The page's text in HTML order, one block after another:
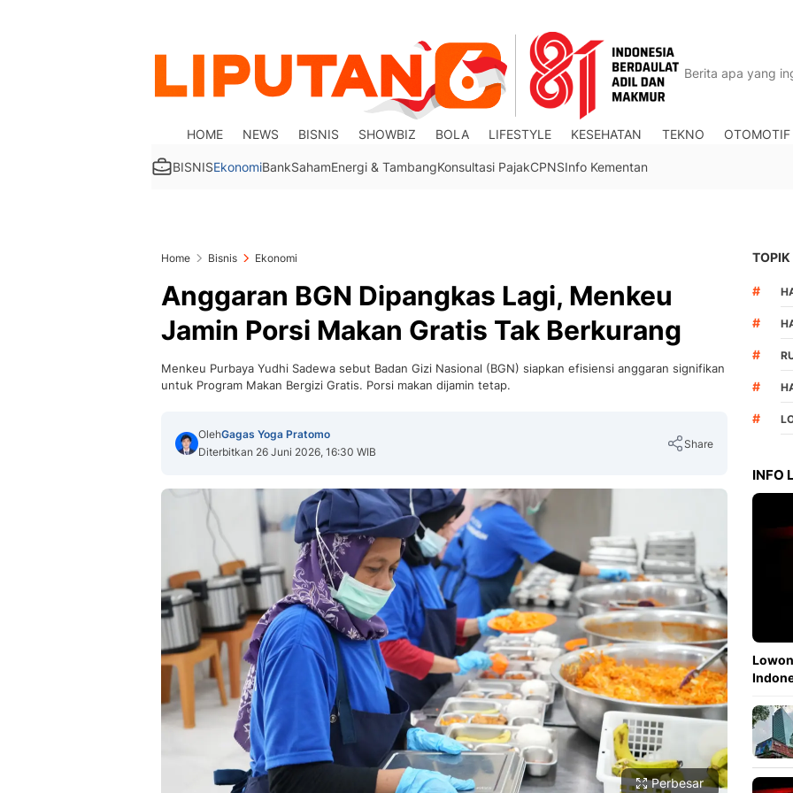
HOME NEWS BISNIS SHOWBIZ BOLA LIFESTYLE KESEHATAN TEKNO OTOMOTIF
BISNISEkonomiBankSahamEnergi & TambangKonsultasi PajakCPNSInfo Kementan
Home Bisnis Ekonomi
Anggaran BGN Dipangkas Lagi, Menkeu
Jamin Porsi Makan Gratis Tak Berkurang
Menkeu Purbaya Yudhi Sadewa sebut Badan Gizi Nasional (BGN) siapkan efisiensi anggaran signifikan
untuk Program Makan Bergizi Gratis. Porsi makan dijamin tetap.
OlehGagas Yoga Pratomo
Diterbitkan 26 Juni 2026, 16:30 WIB
Share
Copy Link
Perbesar
TOPIK
#
#
#
#
#
INFO